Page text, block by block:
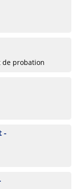
de probation
-